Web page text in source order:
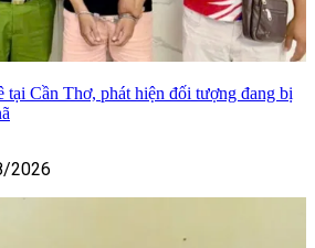
tại Cần Thơ, phát hiện đối tượng đang bị
2026